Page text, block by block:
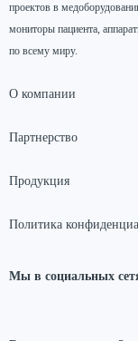
проектов в
мониторы пациента,
по всему миру.
О компании
Партнерство
Продукция
Политика
Мы в социальных